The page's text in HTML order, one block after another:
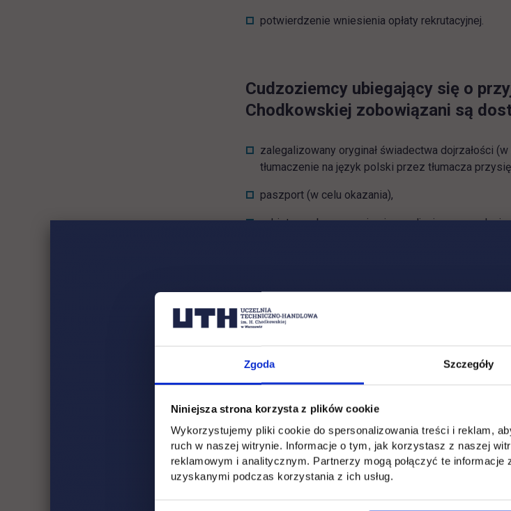
Zgoda Szczegóły
Niniejsza strona korzysta z plików cookie
Wykorzystujemy pliki cookie do spersonalizowania treści i reklam,
ruch w naszej witrynie. Informacje o tym, jak korzystasz z naszej
reklamowym i analitycznym. Partnerzy mogą połączyć te
uzyskanymi podczas korzystania z ich usług.
potwierdzenie wniesienia opłaty rekrutacyjnej.
Cudzoziemcy ubiegający się o
Chodkowskiej zobowiązani są
zalegalizowany oryginał świadectwa dojrzałości
tłumaczenie na język polski przez tłumacza
paszport (w celu okazania),
ankieta osobowa zawierająca zdjęcie oraz
certyfikat znajomości języka polskiego na
studiach w języku polskim.
Ważne!Zapoznaj się z zasadami dotyczącymi
Sprawdzenie kompetencji kandydatów –
PRZYJMUJEMY DOKUMENTY NA
UTH przewiduje możliwość przyjęcia studentów w
Warunkiem przeniesienia się na